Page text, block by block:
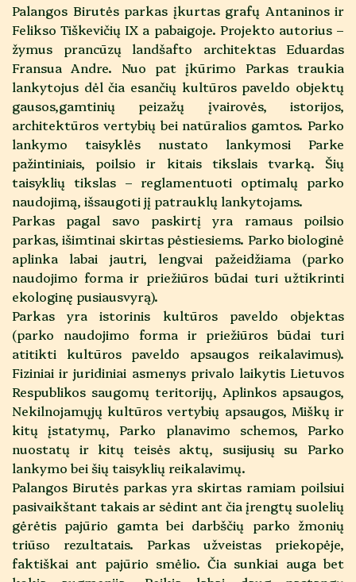
Palangos Birutės parkas įkurtas grafų Antaninos ir
Felikso Tiškevičių IX a pabaigoje. Projekto autorius –
žymus prancūzų landšafto architektas Eduardas
Fransua Andre. Nuo pat įkūrimo Parkas traukia
lankytojus dėl čia esančių kultūros paveldo objektų
gausos,gamtinių peizažų įvairovės, istorijos,
architektūros vertybių bei natūralios gamtos. Parko
lankymo taisyklės nustato lankymosi Parke
pažintiniais, poilsio ir kitais tikslais tvarką. Šių
taisyklių tikslas – reglamentuoti optimalų parko
naudojimą, išsaugoti jį patrauklų lankytojams.
Parkas pagal savo paskirtį yra ramaus poilsio
parkas, išimtinai skirtas pėstiesiems. Parko biologinė
aplinka labai jautri, lengvai pažeidžiama (parko
naudojimo forma ir priežiūros būdai turi užtikrinti
ekologinę pusiausvyrą).
Parkas yra istorinis kultūros paveldo objektas
(parko naudojimo forma ir priežiūros būdai turi
atitikti kultūros paveldo apsaugos reikalavimus).
Fiziniai ir juridiniai asmenys privalo laikytis Lietuvos
Respublikos saugomų teritorijų, Aplinkos apsaugos,
Nekilnojamųjų kultūros vertybių apsaugos, Miškų ir
kitų įstatymų, Parko planavimo schemos, Parko
nuostatų ir kitų teisės aktų, susijusių su Parko
lankymo bei šių taisyklių reikalavimų.
Palangos Birutės parkas yra skirtas ramiam poilsiui
pasivaikštant takais ar sėdint ant čia įrengtų suolelių
gėrėtis pajūrio gamta bei darbščių parko žmonių
triūso rezultatais. Parkas užveistas priekopėje,
faktiškai ant pajūrio smėlio. Čia sunkiai auga bet